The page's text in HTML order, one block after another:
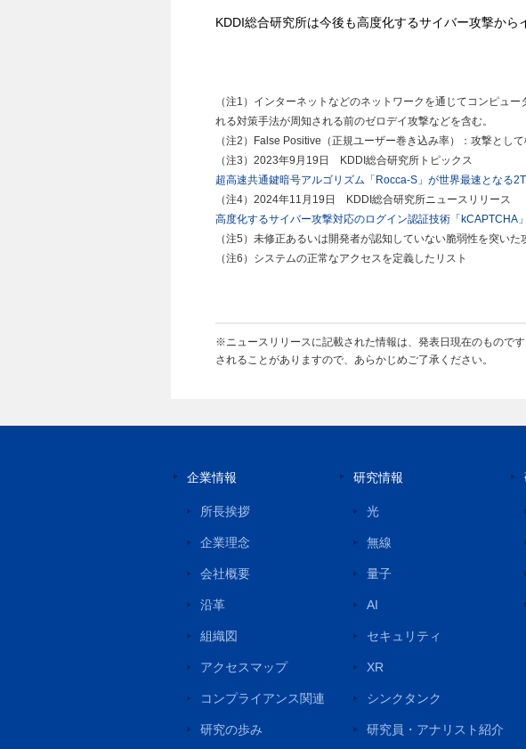
KDDI総合研究所は今後も高度化するサイバー攻撃から
（注1）インターネットなどのネットワークを通じてコンピュ
れる対策手法が周知される前のゼロデイ攻撃などを含む。
（注2）False Positive（正規ユーザー巻き込み率）：攻撃とし
（注3）2023年9月19日 KDDI総合研究所トピックス
超高速共通鍵暗号アルゴリズム「Rocca-S」が世界最速となる
（注4）2024年11月19日 KDDI総合研究所ニュースリリース
高度化するサイバー攻撃対応のログイン認証技術「kCAPTCHA
（注5）未修正あるいは開発者が認知していない脆弱性を突いた
（注6）システムの正常なアクセスを定義したリスト
※ニュースリリースに記載された情報は、発表日現在のもので
されることがありますので、あらかじめご了承ください。
企業情報
所長挨拶
企業理念
会社概要
沿革
組織図
アクセスマップ
コンプライアンス関連
研究の歩み
研究情報
光
無線
量子
AI
セキュリティ
XR
シンクタンク
研究員・アナリスト紹介